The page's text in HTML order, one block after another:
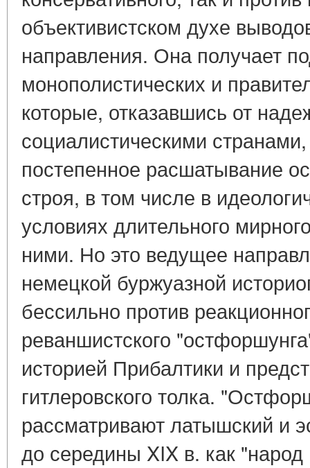
объективистском духе
направления. Она получает
монополистических и
которые, отказавшись от
социалистическими
постепенное расшатывание
строя, в том числе в
условиях длительного
ними. Но это ведущее
немецкой буржуазной
бессильно против
реваншистского
историей Прибалтики и
гитлеровского толка.
рассматривают латышский и
до середины XIX в. как